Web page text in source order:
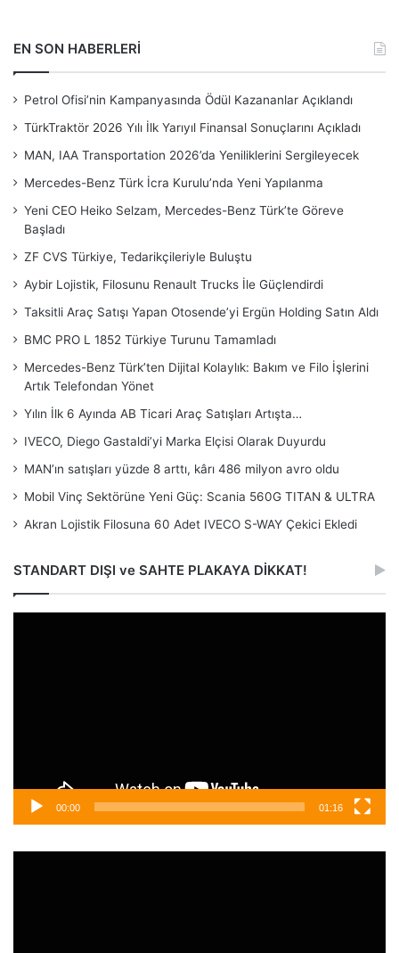
EN SON HABERLERİ
Petrol Ofisi’nin Kampanyasında Ödül Kazananlar Açıklandı
TürkTraktör 2026 Yılı İlk Yarıyıl Finansal Sonuçlarını Açıkladı
MAN, IAA Transportation 2026’da Yeniliklerini Sergileyecek
Mercedes-Benz Türk İcra Kurulu’nda Yeni Yapılanma
Yeni CEO Heiko Selzam, Mercedes-Benz Türk’te Göreve
Başladı
ZF CVS Türkiye, Tedarikçileriyle Buluştu
Aybir Lojistik, Filosunu Renault Trucks İle Güçlendirdi
Taksitli Araç Satışı Yapan Otosende’yi Ergün Holding Satın Aldı
BMC PRO L 1852 Türkiye Turunu Tamamladı
Mercedes-Benz Türk’ten Dijital Kolaylık: Bakım ve Filo İşlerini
Artık Telefondan Yönet
Yılın İlk 6 Ayında AB Ticari Araç Satışları Artışta…
IVECO, Diego Gastaldi’yi Marka Elçisi Olarak Duyurdu
MAN’ın satışları yüzde 8 arttı, kârı 486 milyon avro oldu
Mobil Vinç Sektörüne Yeni Güç: Scania 560G TITAN & ULTRA
Akran Lojistik Filosuna 60 Adet IVECO S-WAY Çekici Ekledi
STANDART DIŞI ve SAHTE PLAKAYA DİKKAT!
00:00 01:16